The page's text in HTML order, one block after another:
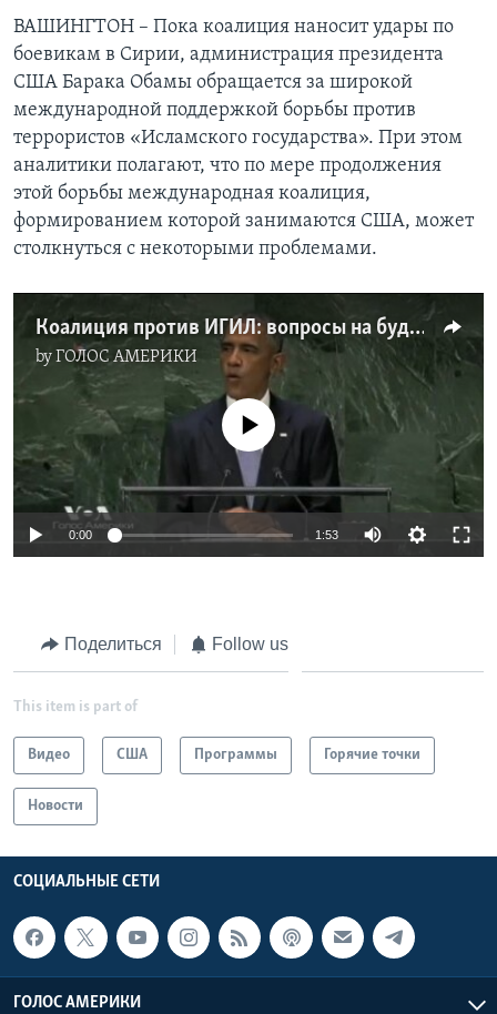
Learning English
СОЦИАЛЬНЫЕ СЕТИ
Языки
ВАШИНГТОН – Пока коалиция наносит удары по
боевикам в Сирии, администрация президента
США Барака Обамы обращается за широкой
международной поддержкой борьбы против
террористов «Исламского государства». При этом
аналитики полагают, что по мере продолжения
этой борьбы международная коалиция,
формированием которой занимаются США, может
столкнуться с некоторыми проблемами.
Коалиция против ИГИЛ: вопросы на будущее
byГОЛОС АМЕРИКИ
No media source currently available
0:00 1:53
Поделиться Follow us
This item is part of
Видео США Программы Горячие точки
Новости
СОЦИАЛЬНЫЕ СЕТИ
ГОЛОС АМЕРИКИ